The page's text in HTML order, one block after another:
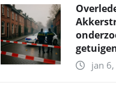
jan